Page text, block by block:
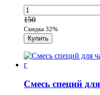
150
Скидка 32%
Смесь специй